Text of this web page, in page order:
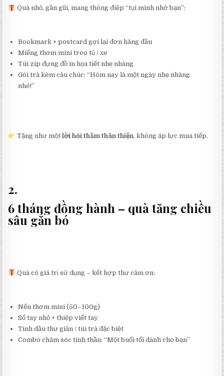
Quà nhỏ, gần gũi, mang thông điệp “tụi mình nhớ bạn”:
Bookmark + postcard gợi lại đơn hàng đầu
Miếng thơm mini treo tủ / xe
Túi zip đựng đồ in họa tiết nhẹ nhàng
Gói trà kèm câu chúc: “Hôm nay là một ngày nhẹ nhàng
nhé!”
Tặng như mộtlời hỏi thăm thân thiện, không áp lực mua tiếp.
2.
6 tháng đồng hành – quà tăng chiều
sâu gắn bó
Quà có giá trị sử dụng – kết hợp thư cảm ơn:
Nến thơm mini (50–100g)
Sổ tay nhỏ + thiệp viết tay
Tinh dầu thư giãn / túi trà đặc biệt
Combo chăm sóc tinh thần: “Một buổi tối dành cho bạn”